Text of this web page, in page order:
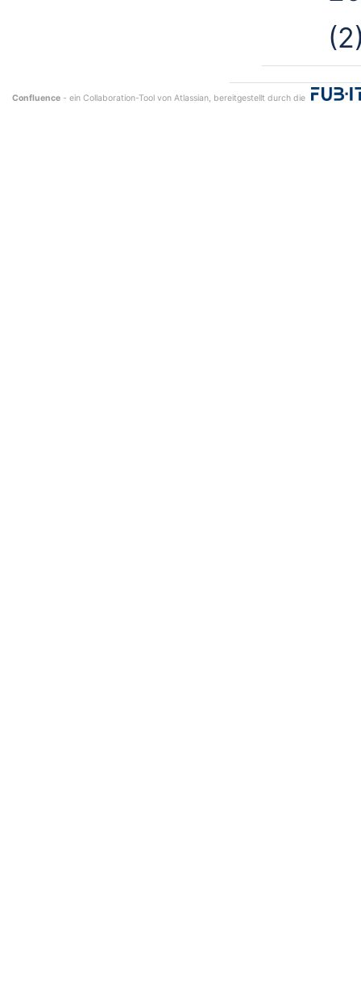
Confluence - ein Collaboration-Tool von Atlassian, bereitgestellt durch die